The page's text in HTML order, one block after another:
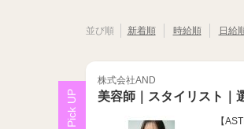
並び順 新着順 時給順 日給
株式会社AND
美容師｜スタイリスト｜
【